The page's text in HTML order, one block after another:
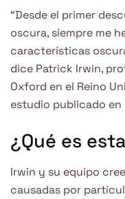
“Desde el primer
oscura, siempre me
características
dice Patrick Irwin,
Oxford en el Reino
estudio publicado en
¿Qué es
Irwin y su equipo
causadas por